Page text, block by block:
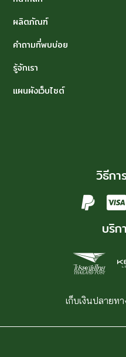
ผลิตภัณฑ์
คำถามที่พบบ่อย
รู้จักเรา
แผนผังเว็บไซต์
วิธีกา
บริก
เก็บเงินปลายท